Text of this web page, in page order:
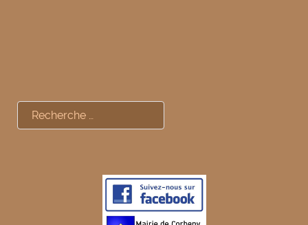
Rechercher